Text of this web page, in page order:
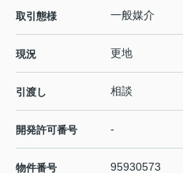
取引態様 一般媒介
現況 更地
引渡し 相談
開発許可番号 -
物件番号 95930573